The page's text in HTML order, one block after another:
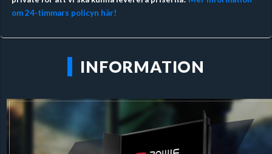
om 24-timmars policyn här!
INFORMATION